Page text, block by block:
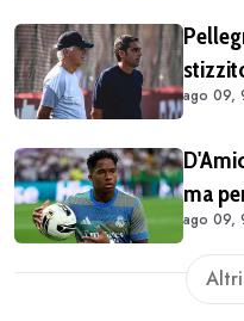
ad
ago 09,
ma
ago 09,